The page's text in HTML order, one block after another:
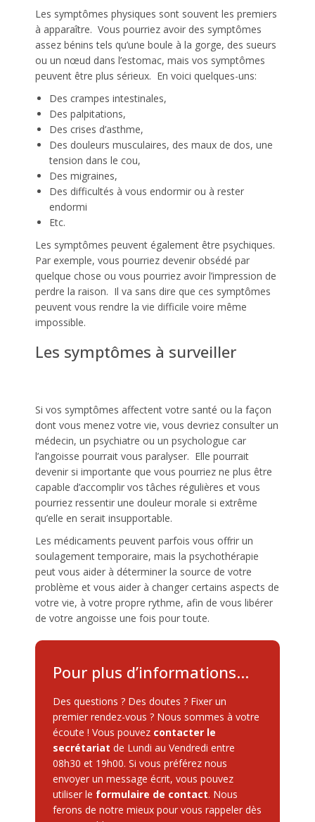
Les symptômes physiques sont souvent les premiers
à apparaître. Vous pourriez avoir des symptômes
assez bénins tels qu’une boule à la gorge, des sueurs
ou un nœud dans l’estomac, mais vos symptômes
peuvent être plus sérieux. En voici quelques-uns:
Des crampes intestinales,
Des palpitations,
Des crises d’asthme,
Des douleurs musculaires, des maux de dos, une
tension dans le cou,
Des migraines,
Des difficultés à vous endormir ou à rester
endormi
Etc.
Les symptômes peuvent également être psychiques.
Par exemple, vous pourriez devenir obsédé par
quelque chose ou vous pourriez avoir l’impression de
perdre la raison. Il va sans dire que ces symptômes
peuvent vous rendre la vie difficile voire même
impossible.
Les symptômes à surveiller
Si vos symptômes affectent votre santé ou la façon
dont vous menez votre vie, vous devriez consulter un
médecin, un psychiatre ou un psychologue car
l’angoisse pourrait vous paralyser. Elle pourrait
devenir si importante que vous pourriez ne plus être
capable d’accomplir vos tâches régulières et vous
pourriez ressentir une douleur morale si extrême
qu’elle en serait insupportable.
Les médicaments peuvent parfois vous offrir un
soulagement temporaire, mais la psychothérapie
peut vous aider à déterminer la source de votre
problème et vous aider à changer certains aspects de
votre vie, à votre propre rythme, afin de vous libérer
de votre angoisse une fois pour toute.
Pour plus d’informations…
Des questions ? Des doutes ? Fixer un
premier rendez-vous ? Nous sommes à votre
écoute ! Vous pouvez contacter le
secrétariat de Lundi au Vendredi entre
08h30 et 19h00. Si vous préférez nous
envoyer un message écrit, vous pouvez
utiliser le formulaire de contact. Nous
ferons de notre mieux pour vous rappeler dès